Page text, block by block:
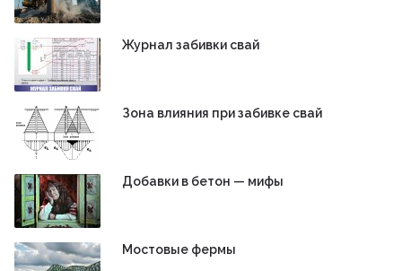
Журнал забивки свай
Зона влияния при забивке свай
Добавки в бетон — мифы
Мостовые фермы